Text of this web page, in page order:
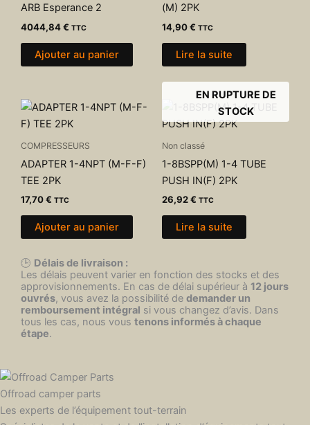
ARB Esperance 2
4044,84€ TTC
Ajouter au panier
(M) 2PK
14,90€ TTC
Lire la suite
COMPRESSEURS
ADAPTER 1-4NPT (M-F-F)
TEE 2PK
17,70€ TTC
Ajouter au panier
EN RUPTURE DE
STOCK
Non classé
1-8BSPP(M) 1-4 TUBE
PUSH IN(F) 2PK
26,92€ TTC
Lire la suite
🕒 Délais de livraison :
Les délais peuvent varier en fonction des stocks et des
approvisionnements. En cas de délai supérieur à 12 jours
ouvrés, vous avez la possibilité de demander un
remboursement intégral si vous changez d’avis. Dans
tous les cas, nous vous tenons informés à chaque
étape.
Offroad camper parts
Les experts de l’équipement tout-terrain